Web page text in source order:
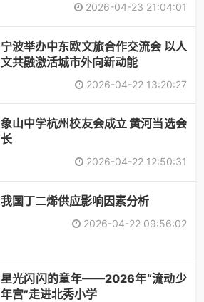
2026-04-23 21:04:01
宁波举办中东欧文旅合作交流会 以人
文共融激活城市外向新动能
2026-04-22 13:20:27
象山中学杭州校友会成立 黄河当选会
长
2026-04-22 12:50:31
​我国丁二烯供应影响因素分析
2026-04-22 09:56:02
星光闪闪的童年——2026年“流动少
年宫”走进北秀小学